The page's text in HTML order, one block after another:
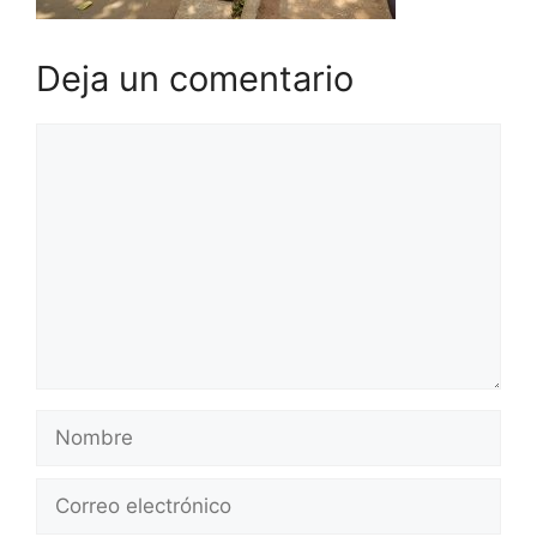
Deja un comentario